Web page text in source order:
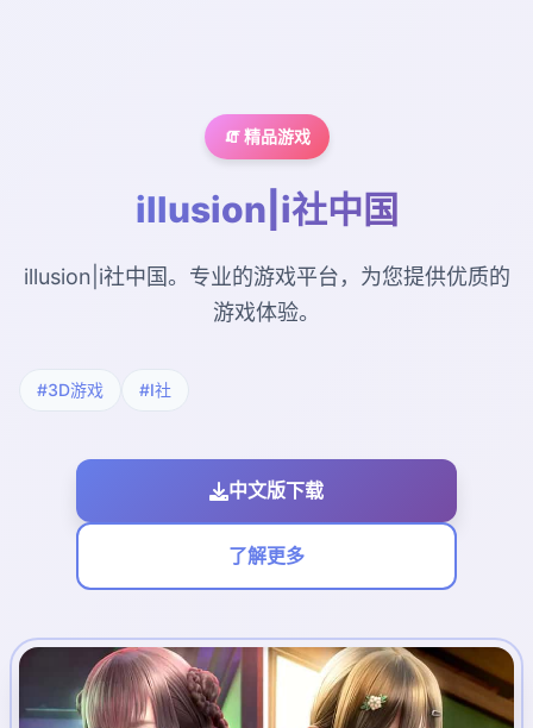
🧯 精品游戏
illusion|i社中国
illusion|i社中国。专业的游戏平台，为您提供优质的
游戏体验。
#3D游戏 #I社
中文版下载
了解更多